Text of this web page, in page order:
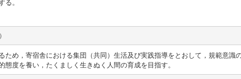
。
ため，寄宿舎における集団（共同）生活及び実践指導をとおして，規範意識
態度を養い，たくましく生きぬく人間の育成を目指す。